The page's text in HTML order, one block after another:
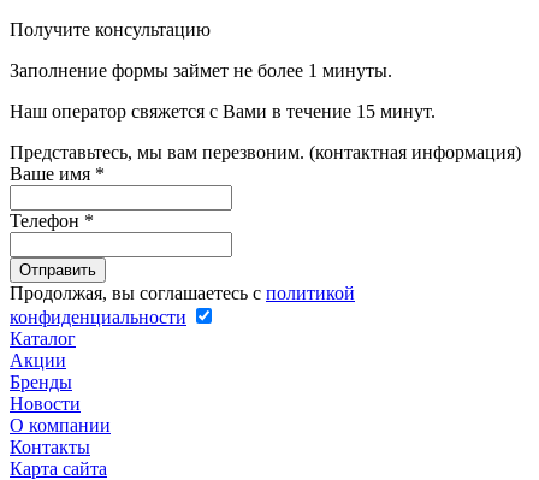
Получите консультацию
Заполнение формы займет не более 1 минуты.
Наш оператор свяжется с Вами в течение 15 минут.
Представьтесь, мы вам перезвоним. (контактная информация)
Ваше имя *
Телефон *
Продолжая, вы соглашаетесь с политикой
конфиденциальности
Каталог
Акции
Бренды
Новости
О компании
Контакты
Карта сайта